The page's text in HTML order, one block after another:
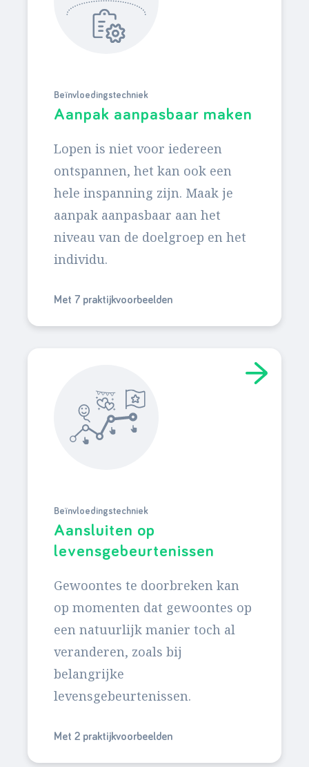
Beïnvloedingstechniek
Aanpak aanpasbaar maken
Lopen is niet voor iedereen
ontspannen, het kan ook een
hele inspanning zijn. Maak je
aanpak aanpasbaar aan het
niveau van de doelgroep en het
individu.
Met 7 praktijkvoorbeelden
Beïnvloedingstechniek
Aansluiten op
levensgebeurtenissen
Gewoontes te doorbreken kan
op momenten dat gewoontes op
een natuurlijk manier toch al
veranderen, zoals bij
belangrijke
levensgebeurtenissen.
Met 2 praktijkvoorbeelden